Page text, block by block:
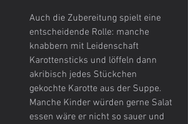
Auch die Zubereitung spielt eine
entscheidende Rolle: manche
knabbern mit Leidenschaft
Karottensticks und löffeln dann
akribisch jedes Stückchen
gekochte Karotte aus der Suppe.
Manche Kinder würden gerne Salat
essen wäre er nicht so sauer und